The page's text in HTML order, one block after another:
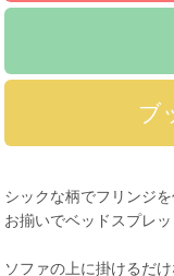
シックな柄でフリンジ
お揃いでベッドスプレッ
ソファの上に掛けるだ